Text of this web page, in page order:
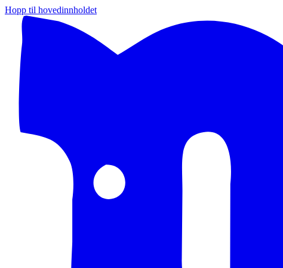
Hopp til hovedinnholdet